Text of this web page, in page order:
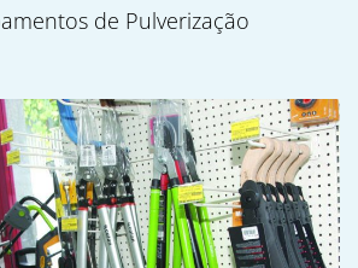
de Pulverização